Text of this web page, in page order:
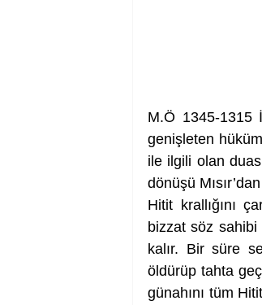
M.Ö 1345-1315
genişleten
ile ilgili olan
dönüşü
Hitit krallığını
bizzat söz sahibi
kalır. Bir süre
öldürüp tahta
günahını tüm